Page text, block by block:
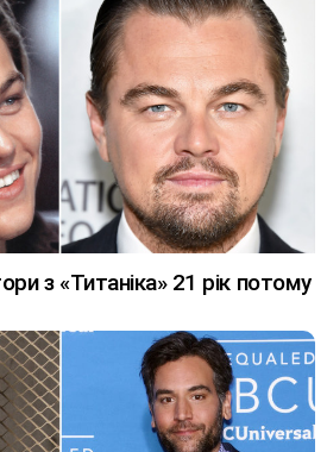
з «Титаніка» 21 рік потому